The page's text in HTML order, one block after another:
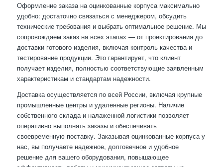
Оформление заказа на оцинкованные корпуса максимально
удобно: достаточно связаться с менеджером, обсудить
технические требования и выбрать оптимальное решение. Мы
сопровождаем заказ на всех этапах — от проектирования до
доставки готового изделия, включая контроль качества и
тестирование продукции. Это гарантирует, что клиент
получает изделия, полностью соответствующие заявленным
характеристикам и стандартам надежности.
Доставка осуществляется по всей России, включая крупные
промышленные центры и удаленные регионы. Наличие
собственного склада и налаженной логистики позволяет
оперативно выполнять заказы и обеспечивать
своевременную поставку. Заказывая оцинкованные корпуса у
нас, вы получаете надежное, долговечное и удобное
решение для вашего оборудования, повышающее